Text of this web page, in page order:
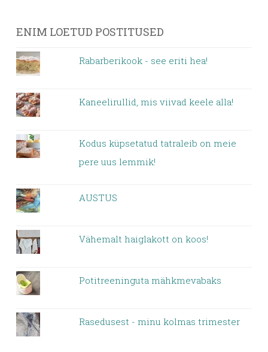
ENIM LOETUD POSTITUSED
Rabarberikook - see eriti hea!
Kaneelirullid, mis viivad keele alla!
Kodus küpsetatud tatraleib on meie
pere uus lemmik!
AUSTUS
Vähemalt haiglakott on koos!
Potitreeninguta mähkmevabaks
Rasedusest - minu kolmas trimester